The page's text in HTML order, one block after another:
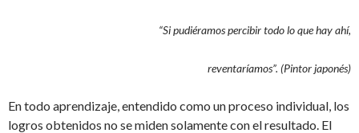
“Si pudiéramos percibirtodo lo que hay ahí,
reventaríamos”. (Pintor japonés)
En todo aprendizaje, entendido como un proceso individual, los
logros obtenidos no se miden solamente con el resultado. El